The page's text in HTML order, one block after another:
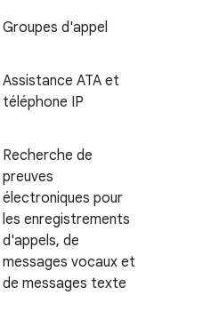
Groupes d'appel
Assistance ATA et
téléphone IP
Recherche de
preuves
électroniques pour
les enregistrements
d'appels, de
messages vocaux et
de messages texte